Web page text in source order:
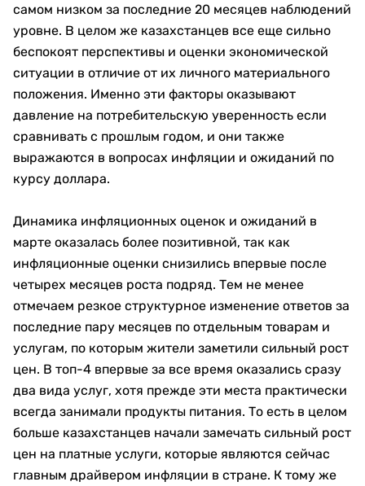
самом низком за последние 20 месяцев наблюдений
уровне. В целом же казахстанцев все еще сильно
беспокоят перспективы и оценки экономической
ситуации в отличие от их личного материального
положения. Именно эти факторы оказывают
давление на потребительскую уверенность если
сравнивать с прошлым годом, и они также
выражаются в вопросах инфляции и ожиданий по
курсу доллара.
Динамика инфляционных оценок и ожиданий в
марте оказалась более позитивной, так как
инфляционные оценки снизились впервые после
четырех месяцев роста подряд. Тем не менее
отмечаем резкое структурное изменение ответов за
последние пару месяцев по отдельным товарам и
услугам, по которым жители заметили сильный рост
цен. В топ-4 впервые за все время оказались сразу
два вида услуг, хотя прежде эти места практически
всегда занимали продукты питания. То есть в целом
больше казахстанцев начали замечать сильный рост
цен на платные услуги, которые являются сейчас
главным драйвером инфляции в стране. К тому же